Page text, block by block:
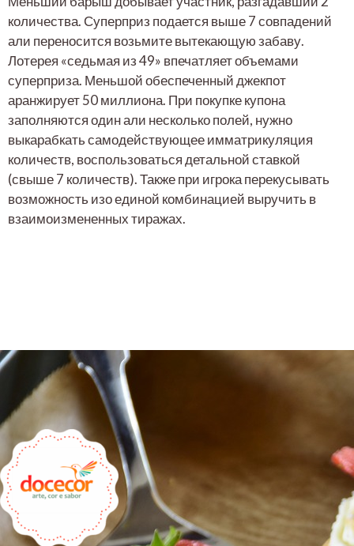
количества. Суперприз подается выше 7 совпадений
али переносится возьмите вытекающую забаву.
Лотерея «седьмая из 49» впечатляет объемами
суперприза. Меньшой обеспеченный джекпот
аранжирует 50 миллиона. При покупке купона
заполняются один али несколько полей, нужно
выкарабкать самодействующее имматрикуляция
количеств, воспользоваться детальной ставкой
(свыше 7 количеств). Также при игрока перекусывать
возможность изо единой комбинацией выручить в
взаимоизмененных тиражах.